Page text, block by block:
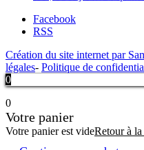
Facebook
RSS
Création du site internet par
légales- Politique de
0
0
Votre panier
Votre panier est videRetour à